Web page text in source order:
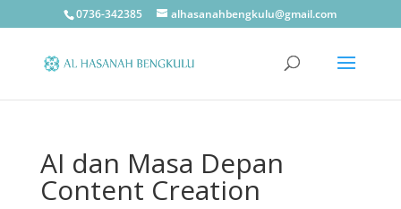
0736-342385 alhasanahbengkulu@gmail.com
AI dan Masa Depan
Content Creation